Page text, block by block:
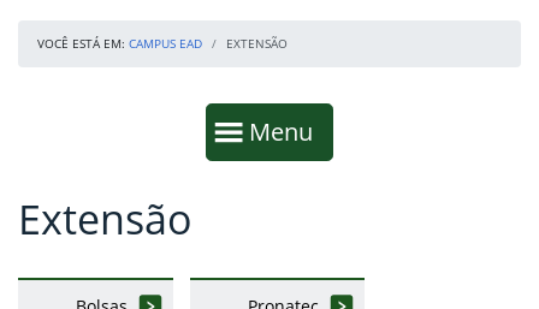
VOCÊ ESTÁ EM: CAMPUS EAD EXTENSÃO
Mostrar
Menu
Fim da navegação
Início do conteúdo
Extensão